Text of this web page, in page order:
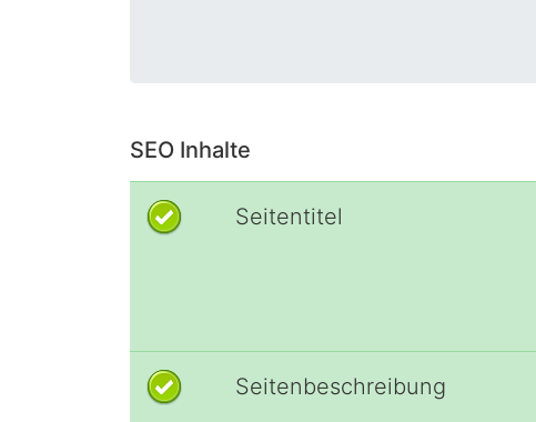
SEO Inhalte
Seitentitel
Seitenbeschreibung